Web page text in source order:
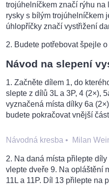
trojúhelníčkem značí rýhu na
rysky s bílým trojúhelníčkem
úhlopříčky značí vystřižení
2. Budete potřebovat špejle
Návod na slepení
1. Začněte dílem 1, do
slepte z dílů 3L a 3P, 4 (2×),
vyznačená místa dílky 6a
budete pokračovat vnější
Návodná kresba • Milan
2. Na daná místa přilepte
vlepte dveře 9. Na opláštění
11L a 11P. Díl 13 přilepte na